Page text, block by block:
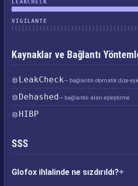
LEAKCHECK
VIGILANTE
Kaynaklar ve Bağlantı
LeakCheck— bağlantılı otomatik dize
Dehashed— bağlantılı alan eşleştirme
HIBP
SSS
Glofox ihlalinde ne sızdırıldı?